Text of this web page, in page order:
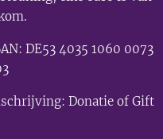
DE53 4035 1060 0073
Donatie of Gift